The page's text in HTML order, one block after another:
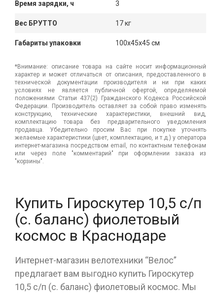
Время зарядки, ч 3
Вес БРУТТО 17 кг
Габариты упаковки 100x45x45 см
*Внимание: описание товара на сайте носит информационный
характер и может отличаться от описания, предоставленного в
технической документации производителя и ни при каких
условиях не является публичной офертой, определяемой
положениями Статьи 437(2) Гражданского Кодекса Российской
Федерации. Производитель оставляет за собой право изменять
конструкцию, технические характеристики, внешний вид,
комплектацию товара без предварительного уведомления
продавца. Убедительно просим Вас при покупке уточнять
желаемые характеристики (цвет, комплектацию, и т.д.) у оператора
интернет-магазина посредством email, по контактным телефонам
или через поле "комментарий" при оформлении заказа из
"корзины".
Купить Гироскутер 10,5 с/п
(с. баланс) фиолетовый
космос в Краснодаре
Интернет-магазин велотехники “Велос”
предлагает вам выгодно купить Гироскутер
10,5 с/п (с. баланс) фиолетовый космос. Мы